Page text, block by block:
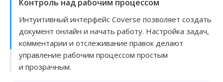
Контроль над рабочим процессом
Интуитивный интерфейс Coverse позволяет создать
документ онлайн и начать работу. Настройка задач,
комментарии и отслеживание правок делают
управление рабочим процессом простым
и прозрачным.